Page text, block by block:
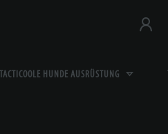
TACTICOOLE HUNDE AUSRÜSTUNG